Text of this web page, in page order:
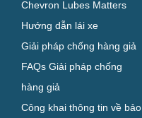
Chevron Lubes Matters
Hướng dẫn lái xe
Giải pháp chống hàng giả
FAQs Giải pháp chống
hàng giả
Công khai thông tin về bảo